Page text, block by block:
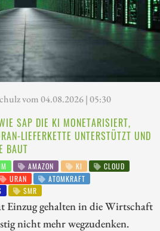
vom 04.08.2026 | 05:30
SAP DIE KI MONETARISIERT,
LIEFERKETTE UNTERSTÜTZT UND
BAUT
AMAZON KI
CLOUD
URAN
ATOMKRAFT
SMR
Einzug gehalten in die Wirtschaft
nicht mehr wegzudenken.